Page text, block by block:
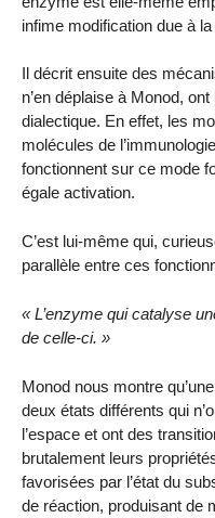
infime modification due à
Il décrit ensuite des
n’en déplaise à Monod,
dialectique. En effet, les
molécules de
fonctionnent sur ce mode
égale activation.
C’est lui-même qui,
parallèle entre ces
« L’enzyme qui catalyse
de celle-ci. »
Monod nous montre
deux états différents qui
l’espace et ont des
brutalement leurs
favorisées par l’état du
de réaction, produisant de